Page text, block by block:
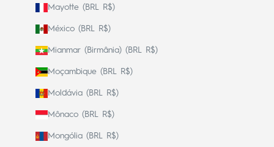
Mayotte (BRL R$)
México (BRL R$)
Mianmar (Birmânia) (BRL R$)
Moçambique (BRL R$)
Moldávia (BRL R$)
Mônaco (BRL R$)
Mongólia (BRL R$)